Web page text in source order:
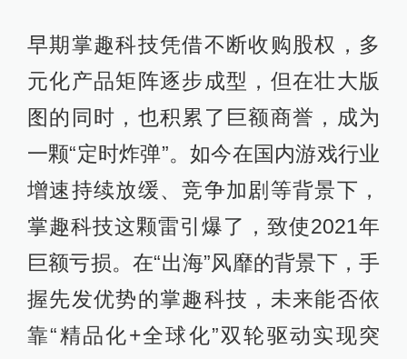
早期掌趣科技凭借不断收购股权，多
元化产品矩阵逐步成型，但在壮大版
图的同时，也积累了巨额商誉，成为
一颗“定时炸弹”。如今在国内游戏行业
增速持续放缓、竞争加剧等背景下，
掌趣科技这颗雷引爆了，致使2021年
巨额亏损。在“出海”风靡的背景下，手
握先发优势的掌趣科技，未来能否依
靠“精品化+全球化”双轮驱动实现突